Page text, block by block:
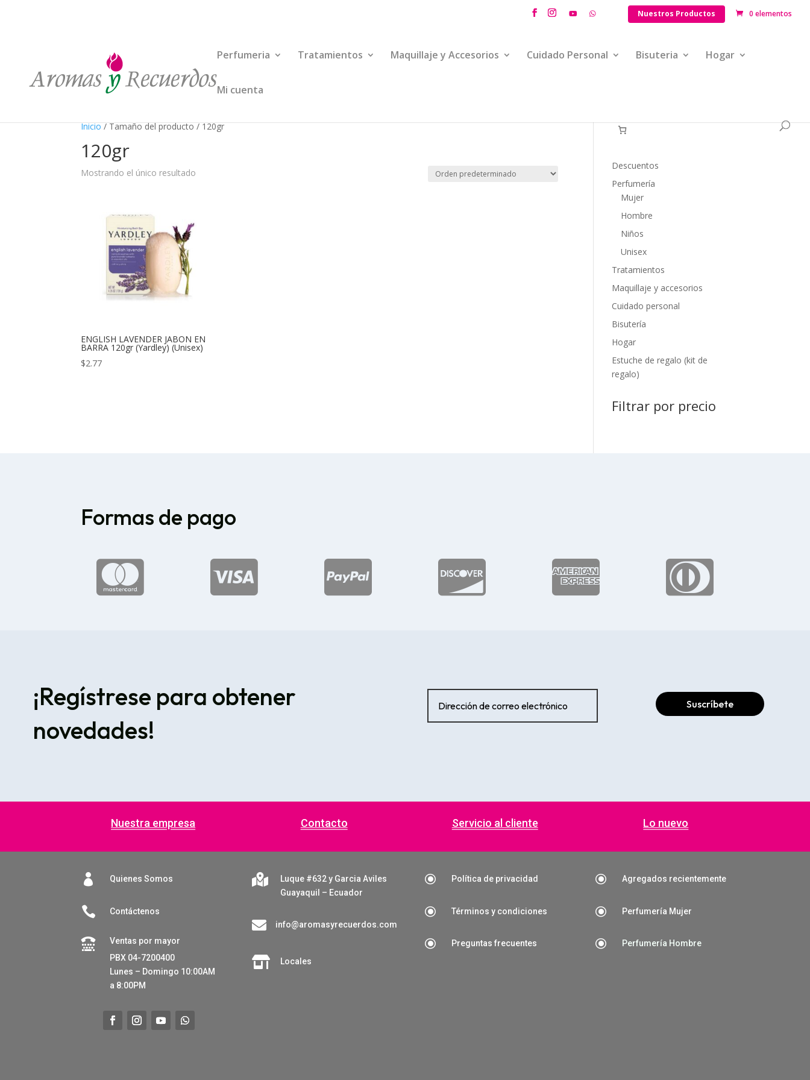
Nuestros Productos 0 elementos
Perfumeria Tratamientos Maquillaje y Accesorios Cuidado Personal Bisuteria Hogar
Mi cuenta
Inicio/ Tamaño del producto / 120gr
120gr
Mostrando el único resultado
ENGLISH LAVENDER JABON EN
BARRA 120gr (Yardley) (Unisex)
$2.77
Descuentos
Perfumería
Mujer
Hombre
Niños
Unisex
Tratamientos
Maquillaje y accesorios
Cuidado personal
Bisutería
Hogar
Estuche de regalo (kit de
regalo)
Filtrar por precio
Formas de pago
     
¡Regístrese para obtener
novedades!
Suscríbete
Nuestra empresa Contacto Servicio al cliente Lo nuevo
 Quienes Somos
 Contáctenos

Ventas por mayor
PBX 04-7200400
Lunes – Domingo 10:00AM
a 8:00PM

Luque #632 y Garcia Aviles
Guayaquil – Ecuador
 info@aromasyrecuerdos.com
 Locales
\ Política de privacidad
\ Términos y condiciones
\ Preguntas frecuentes
\ Agregados recientemente
\ Perfumería Mujer
\ Perfumería Hombre